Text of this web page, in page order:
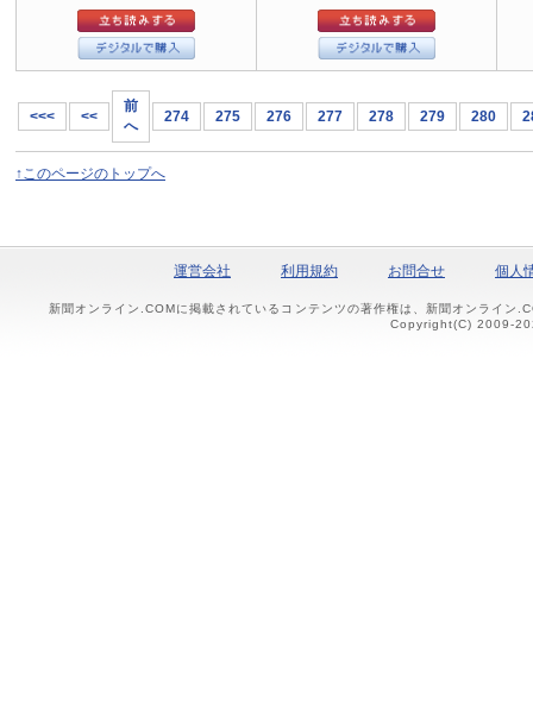
<<< <<
前
へ
274 275 276 277 278 279 280
↑このページのトップへ
運営会社 利用規約 お問合せ 個人
新聞オンライン.COMに掲載されているコンテンツの著作権は、新聞オンライン
Copyright(C) 2009-